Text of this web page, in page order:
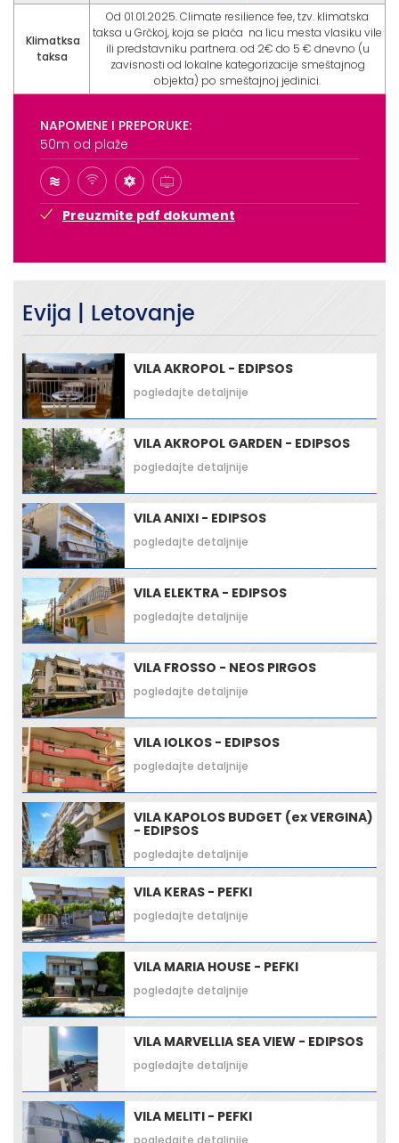
Klimatksa
taksa
Od 01.01.2025. Climate resilience fee, tzv. klimatska
taksa u Grčkoj, koja se plaća na licu mesta vlasiku vile
ili predstavniku partnera. od 2€ do 5 € dnevno (u
zavisnosti od lokalne kategorizacije smeštajnog
objekta) po smeštajnoj jedinici.
NAPOMENE I PREPORUKE:
50m od plaže
Preuzmite pdf dokument
Evija | Letovanje
VILA AKROPOL - EDIPSOS
pogledajte detaljnije
VILA AKROPOL GARDEN - EDIPSOS
pogledajte detaljnije
VILA ANIXI - EDIPSOS
pogledajte detaljnije
VILA ELEKTRA - EDIPSOS
pogledajte detaljnije
VILA FROSSO - NEOS PIRGOS
pogledajte detaljnije
VILA IOLKOS - EDIPSOS
pogledajte detaljnije
VILA KAPOLOS BUDGET (ex VERGINA)
- EDIPSOS
pogledajte detaljnije
VILA KERAS - PEFKI
pogledajte detaljnije
VILA MARIA HOUSE - PEFKI
pogledajte detaljnije
VILA MARVELLIA SEA VIEW - EDIPSOS
pogledajte detaljnije
VILA MELITI - PEFKI
pogledajte detaljnije